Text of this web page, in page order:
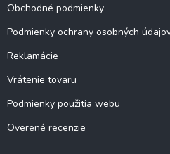
Obchodné podmienky
Podmienky ochrany osobných
Reklamácie
Vrátenie tovaru
Podmienky použitia webu
Overené recenzie